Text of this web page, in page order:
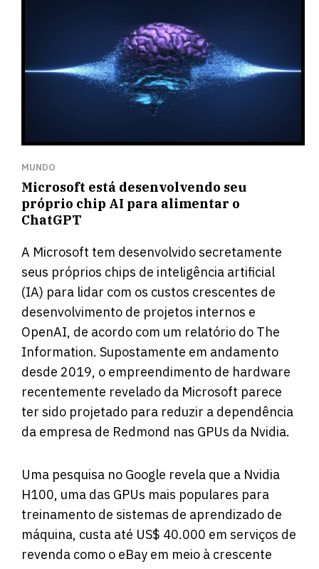
MUNDO
Microsoft está desenvolvendo seu
próprio chip AI para alimentar o
ChatGPT
A Microsoft tem desenvolvido secretamente
seus próprios chips de inteligência artificial
(IA) para lidar com os custos crescentes de
desenvolvimento de projetos internos e
OpenAI, de acordo com um relatório do The
Information. Supostamente em andamento
desde 2019, o empreendimento de hardware
recentemente revelado da Microsoft parece
ter sido projetado para reduzir a dependência
da empresa de Redmond nas GPUs da Nvidia.
Uma pesquisa no Google revela que a Nvidia
H100, uma das GPUs mais populares para
treinamento de sistemas de aprendizado de
máquina, custa até US$ 40.000 em serviços de
revenda como o eBay em meio à crescente